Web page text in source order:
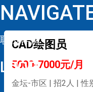
职位详情
LOOP
CAD绘图员
5000-7000元/月
金坛-市区 | 招2人 | 性